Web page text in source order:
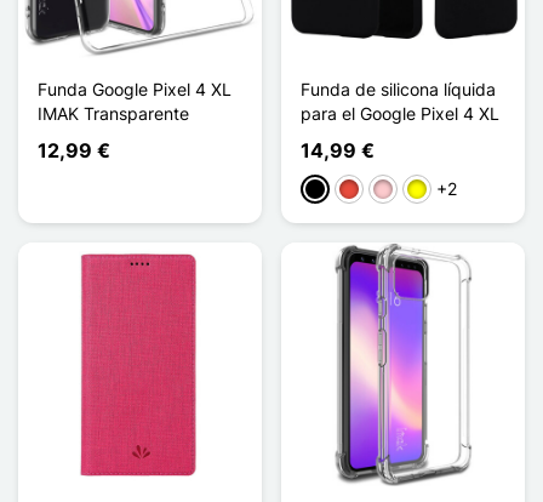
Funda Google Pixel 4 XL
IMAK Transparente
12,99 €
Funda de silicona líquida
para el Google Pixel 4 XL
14,99 €
NegroRojoRosaAmarillo
+2